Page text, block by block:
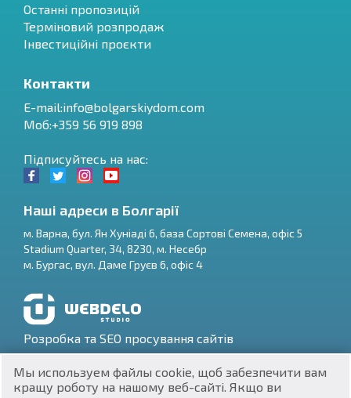
$
₽
₴
PL
Останні пропозицій
Терміновий розпродаж
Інвестиційні проєкти
Контакти
E-mail:info@bolgarskiydom.com
Моб:+359 56 919 898
Підписуйтесь на нас:
Наші адреси в Болгарії
м. Варна, бул. Ян Хуніаді 6, база Сортові Семена, офіс 5
Stadium Quarter, 34, 8230, м. Несебр
м. Бургас, вул. Даме Груєв 6, офіс 4
Розробка та SEO просування сайтів
Мы используем файлы cookie, щоб забезпечити вам
кращу роботу на нашому веб-сайті. Якщо ви